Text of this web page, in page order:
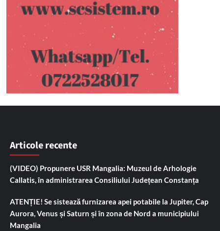
Articole recente
(VIDEO) Propunere USR Mangalia: Muzeul de Arhologie
Callatis, în administrarea Consiliului Județean Constanța
ATENȚIE! Se sistează furnizarea apei potabile la Jupiter, Cap
Aurora, Venus și Saturn și în zona de Nord a municipiului
Mangalia